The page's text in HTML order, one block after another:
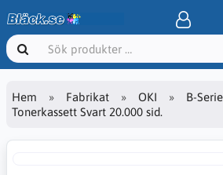
Hem Fabrikat OKI B-
Tonerkassett Svart 20.000 sid.